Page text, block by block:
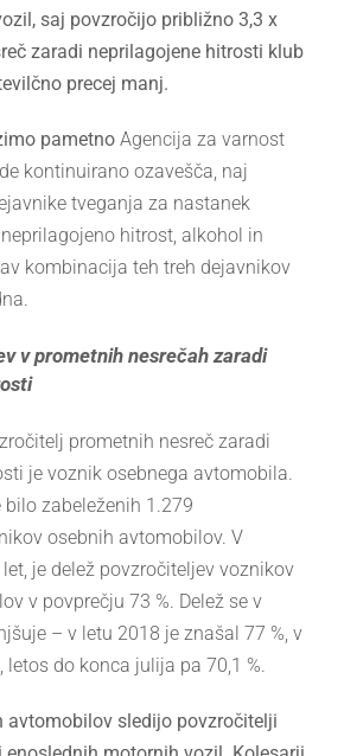
saj povzročijo približno 3,3 x
zaradi neprilagojene hitrosti klub
precej manj.
pametnoAgencija za varnost
kontinuirano ozavešča, naj
tveganja za nastanek
hitrost, alkohol in
kombinacija teh treh dejavnikov
v prometnih nesrečah zaradi
prometnih nesreč zaradi
je voznik osebnega avtomobila.
zabeleženih 1.279
osebnih avtomobilov. V
je delež povzročiteljev voznikov
v povprečju 73 %. Delež se v
– v letu 2018 je znašal 77 %, v
letos do konca julija pa 70,1 %.
avtomobilov sledijo povzročitelji